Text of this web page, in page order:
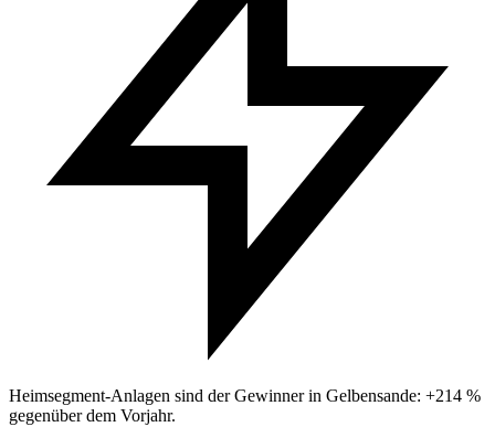
Heimsegment-Anlagen sind der Gewinner in Gelbensande: +214 %
gegenüber dem Vorjahr.